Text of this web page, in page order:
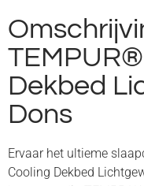
Dekbed
Dons
Ervaar het ultieme
Cooling Dekbed